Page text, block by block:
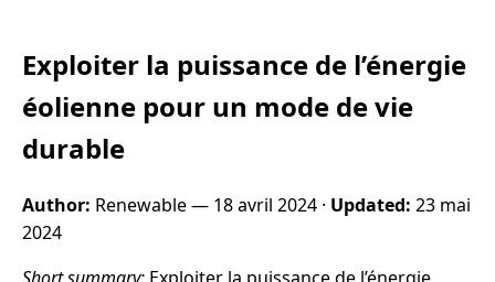
Exploiter la puissance de l’énergie
éolienne pour un mode de vie
durable
Author: Renewable — 18 avril 2024 · Updated: 23 mai
2024